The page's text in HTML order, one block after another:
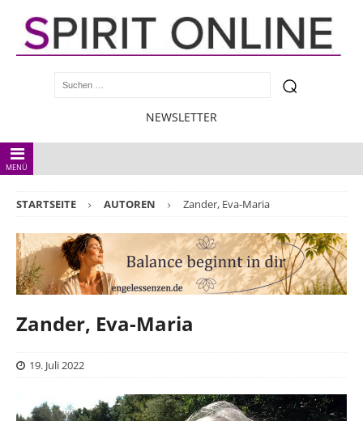
NEWSLETTER
MENÜ
STARTSEITE AUTOREN Zander, Eva-Maria
Zander, Eva-Maria
19. Juli 2022